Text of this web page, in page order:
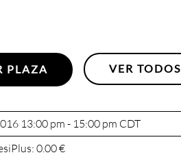
PLAZA VER TODOS
13:00 pm - 15:00 pm CDT
0.00 €